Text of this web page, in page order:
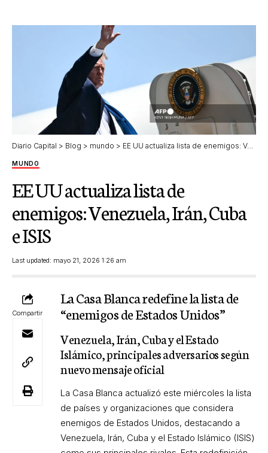
Diario Capital > Blog > mundo > EE UU actualiza lista de enemigos: Venezuela, Irán, Cuba e ISIS
MUNDO
EE UU actualiza lista de
enemigos: Venezuela, Irán, Cuba
e ISIS
Last updated: mayo 21, 2026 1:26 am
Compartir
La Casa Blanca redefine la lista de
“enemigos de Estados Unidos”
Venezuela, Irán, Cuba y el Estado
Islámico, principales adversarios según
nuevo mensaje oficial
La Casa Blanca actualizó este miércoles la lista
de países y organizaciones que considera
enemigos de Estados Unidos, destacando a
Venezuela, Irán, Cuba y el Estado Islámico (ISIS)